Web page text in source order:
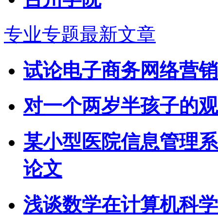
专业专题最新文章
试论电子商务网络营
对一个两岁半孩子的
某小型医院信息管理
论文
浅谈数学在计算机科